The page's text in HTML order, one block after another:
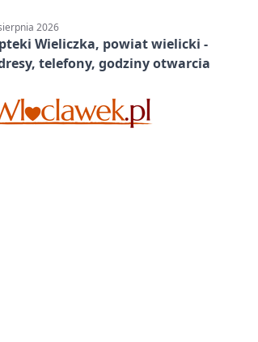
2026
Wieliczka, powiat wielicki -
telefony, godziny otwarcia